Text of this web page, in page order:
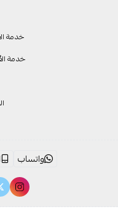
خدمة
خدمة
واتساب